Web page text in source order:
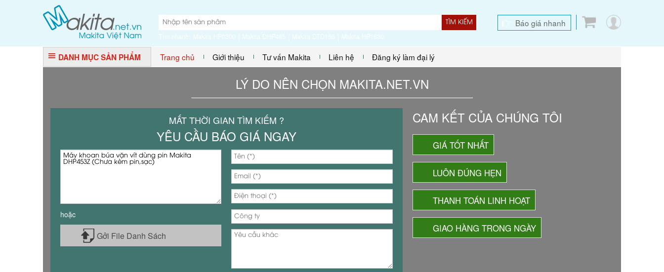
TÌM KIẾM
Tìm nhanh: Makita HP0300 Makita DHP485 Makita DTD156 Makita HP1630
Báo giá nhanh
DANH MỤC SẢN PHẨM Trang chủ Giới thiệu Tư vấn Makita Liên hệ Đăng ký làm đại lý
LÝ DO NÊN CHỌN MAKITA.NET.VN
MẤT THỜI GIAN TÌM KIẾM ?
YÊU CẦU BÁO GIÁ NGAY
hoặc
Gởi File Danh Sách
CAM KẾT CỦA CHÚNG TÔI
GIÁ TỐT NHẤT
LUÔN ĐÚNG HẸN
THANH TOÁN LINH HOẠT
GIAO HÀNG TRONG NGÀY